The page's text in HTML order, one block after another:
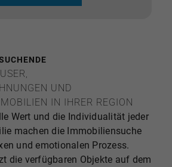
UND
IN IHRER REGION
Wert und die Individualität jeder
machen die Immobiliensuche
und emotionalen Prozess.
die verfügbaren Objekte auf dem